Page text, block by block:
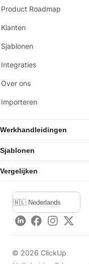
Product Roadmap
Klanten
Sjablonen
Integraties
Over ons
Importeren
Werkhandleidingen
Sjablonen
Vergelijken
LinkedInFacebook
Instagram
Twitter
© 2026 ClickUp